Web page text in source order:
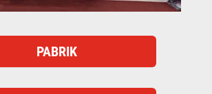
PABRIK